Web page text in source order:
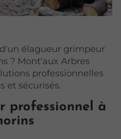
élagueur grimpeur
? Mont'aux Arbres
professionnelles
et sécurisés.
professionnel à